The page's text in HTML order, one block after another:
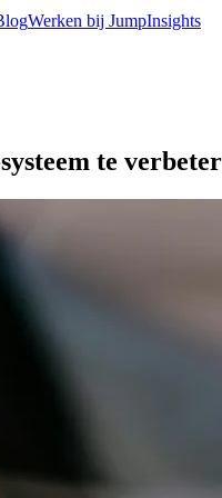
Werken bij JumpInsights
te